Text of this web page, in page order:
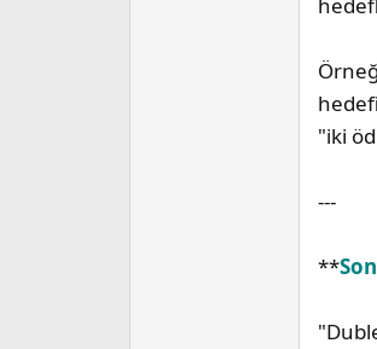
"iki
---
**